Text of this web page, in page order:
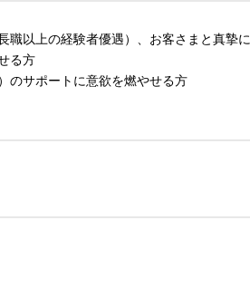
職以上の経験者優遇）、お客さまと真摯に
る方
のサポートに意欲を燃やせる方